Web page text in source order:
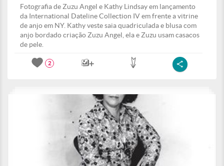
Fotografia de Zuzu Angel e Kathy Lindsay em lançamento
da International Dateline Collection IV em frente a vitrine
de anjo em NY. Kathy veste saia quadriculada e blusa com
anjo bordado criação Zuzu Angel, ela e Zuzu usam casacos
de pele.
2